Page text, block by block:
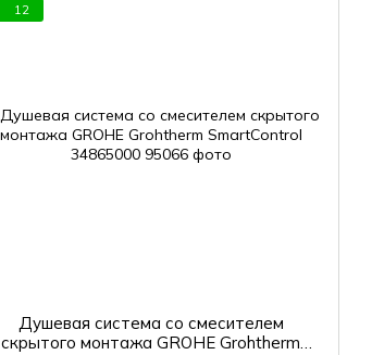
12
Душевая система со смесителем
скрытого монтажа GROHE Grohtherm